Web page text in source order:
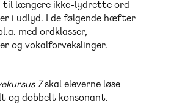
længere ikke-lydrette ord
i udlyd. I de følgende hæfter
med ordklasser,
og vokalforvekslinger.
7skal eleverne løse
og dobbelt konsonant.